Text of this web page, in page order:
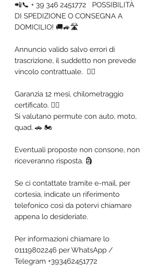
📲📞 + 39 346 2451772 POSSIBILITÀ
DI SPEDIZIONE O CONSEGNA A
DOMICILIO! 🚚🚙🛣️
Annuncio valido salvo errori di
trascrizione, il suddetto non prevede
vincolo contrattuale. ✍🏼
Garanzia 12 mesi, chilometraggio
certificato. ✍🏼
Si valutano permute con auto, moto,
quad. 🚗 🏍️
Eventuali proposte non consone, non
riceveranno risposta. 🗿
Se ci contattate tramite e-mail, per
cortesia, indicate un riferimento
telefonico così da potervi chiamare
appena lo desideriate.
Per informazioni chiamare lo
01119802246 per WhatsApp /
Telegram +393462451772